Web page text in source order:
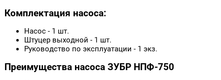
Комплектация насоса:
Насос - 1 шт.
Штуцер выходной - 1 шт.
Руководство по эксплуатации - 1 экз.
Преимущества насоса ЗУБР НПФ-750